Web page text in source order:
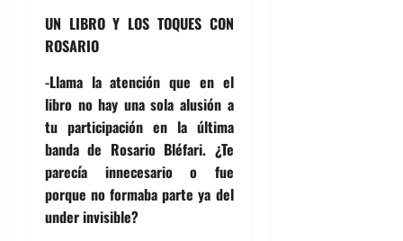
UN LIBRO Y LOS TOQUES CON
ROSARIO
-Llama la atención que en el
libro no hay una sola alusión a
tu participación en la última
banda de Rosario Bléfari. ¿Te
parecía innecesario o fue
porque no formaba parte ya del
under invisible?